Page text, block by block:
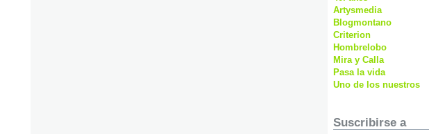
Artysmedia
Blogmontano
Criterion
Hombrelobo
Mira y Calla
Pasa la vida
Uno de los nuestros
Suscribirse a